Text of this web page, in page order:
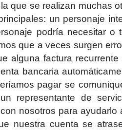
que se realizan muchas
un personaje
podría necesitar o
que a veces surgen
alguna factura
bancaria
pagar se
representante de
nosotros para
nuestra cuenta se